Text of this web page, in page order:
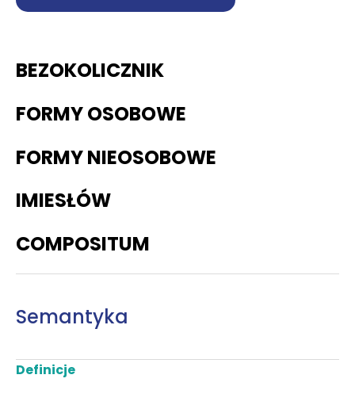
BEZOKOLICZNIK
FORMY OSOBOWE
FORMY NIEOSOBOWE
IMIESŁÓW
COMPOSITUM
Semantyka
Definicje